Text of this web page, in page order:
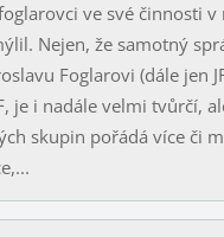
ve své činnosti v
Nejen, že samotný
Foglarovi (dále jen
je i nadále velmi tvůrčí,
skupin pořádá více či